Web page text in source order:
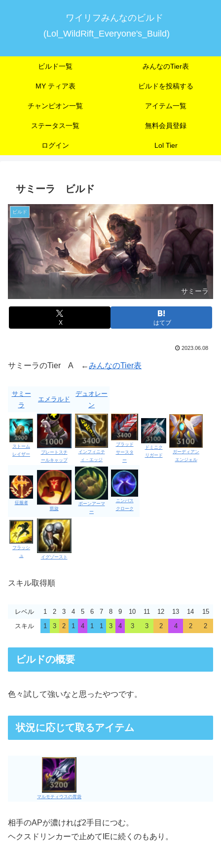
ワイリフみんなのビルド
(Lol_WildRift_Everyone's_Build)
ビルド一覧 みんなのTier表
MY ティア表 ビルドを投稿する
チャンピオン一覧 アイテム一覧
ステータス一覧 無料会員登録
ログイン Lol Tier
サミーラ ビルド
ビルド
サミーラ
X はてブ
2023.06.08
サミーラのTier A ←みんなのTier表
サミー
ラ
エメラルド
デュオレー
ン
ストーム
レイザー
プレートスチ
ールキャップ
インフィニテ
ィ・エッジ
ブラッド
サースタ
ー
ドミニク
リガード
ガーディアン
エンジェル
征服者
凱旋
ボーンアーマ
ー
ニンバス
クローク
フラッシ
ュ
イグゾースト
スキル取得順
レベル 1 2 3 4 5 6 7 8 9 10 11 12 13 14
15
スキル
1 3 2 1 4 1 1 3 4 3 3 2 4 2 2
ビルドの概要
色々試して強いなと思ったやつです。
状況に応じて取るアイテム
マルモティウスの胃袋
相手のAPが濃ければ2手目につむ。
ヘクスドリンカーで止めてIEに続くのもあり。